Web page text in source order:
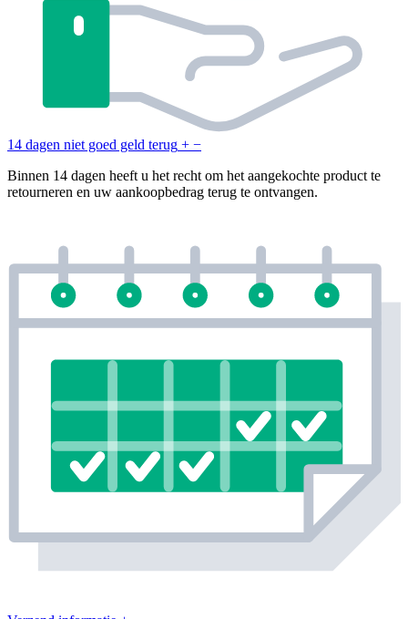
14 dagen niet goed geld terug + −
Binnen 14 dagen heeft u het recht om het aangekochte product te
retourneren en uw aankoopbedrag terug te ontvangen.